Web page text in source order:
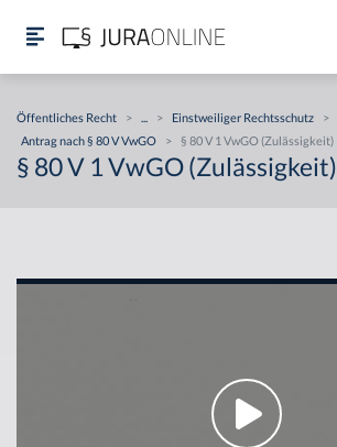
Öffentliches Recht > > Einstweiliger Rechtsschutz
>
Antrag nach § 80 V VwGO
> § 80 V 1 VwGO (Zulässigkeit)
§ 80 V 1 VwGO (Zulässigkeit)